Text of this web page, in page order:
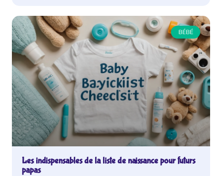
BÉBÉ
Les indispensables de la liste de naissance pour futurs
papas